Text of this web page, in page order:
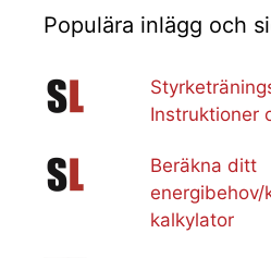
Populära inlägg och
Instruktioner
Beräkna ditt
energibehov/
kalkylator